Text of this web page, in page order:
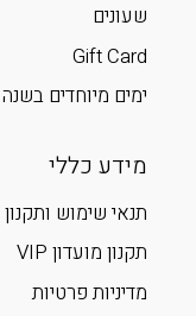
שעונים
Gift Card
ימים מיוחדים בשנה
מידע כללי
תנאי שימוש ותקנון
תקנון מועדון VIP
מדיניות פרטיות